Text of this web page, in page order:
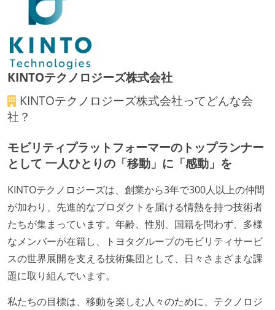
オープンな情報共有
ージャー以上の会議での議事録が社員にも公開されて
いる
KPI などチームの目標・実績値について、メンバーの
誰もがいつでも閲覧可能になっている
ドキュメントの整備やペアプロ、モブワークなど、ナ
取り組みをしている）
テーブル数が多い (数百以上)
マイクロサービス化している
1つのプロダクトを5チーム以上の開発チーム（ストリ
ームアラインド、プラットフォーム等）で分担して開
発・運用している
労働環境の自由度
KINTOテクノロジーズ株式会社
KINTOテクノロジーズ株式会社ってどんな会
社？
モビリティプラットフォーマーのトップランナー
として 一人ひとりの「移動」に「感動」を
KINTOテクノロジーズは、創業から3年で300人以上の仲間
が加わり、先進的なプロダクトを届ける情熱を持つ技術者
たちが集まっています。年齢、性別、国籍を問わず、多様
なメンバーが在籍し、トヨタグループのモビリティサービ
スの世界展開を支える技術集団として、日々さまざまな課
題に取り組んでいます。
私たちの目標は、移動を楽しむ人々のために、テクノロジ